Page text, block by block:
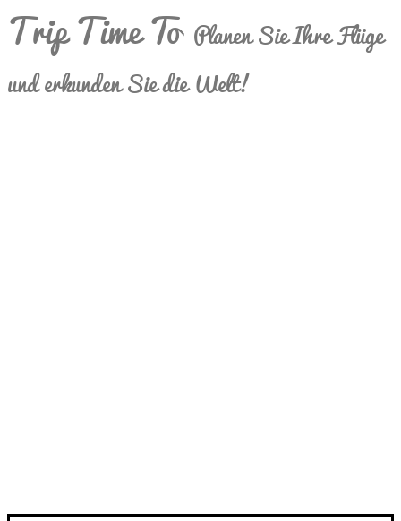
Trip Time To Planen Sie Ihre Flüge
und erkunden Sie die Welt!